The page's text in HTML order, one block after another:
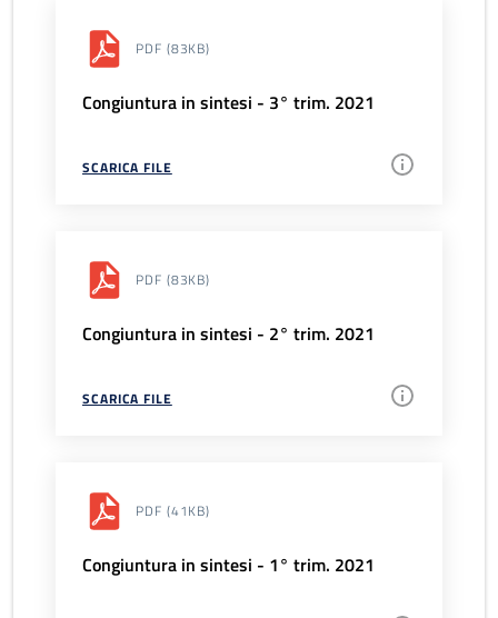
PDF (83KB)
Congiuntura in sintesi - 3° trim. 2021
SCARICA FILE
PDF (83KB)
Congiuntura in sintesi - 2° trim. 2021
SCARICA FILE
PDF (41KB)
Congiuntura in sintesi - 1° trim. 2021